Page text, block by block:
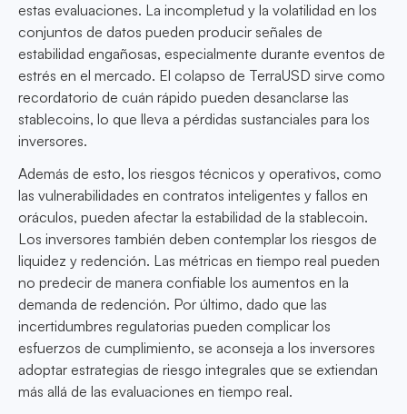
estas evaluaciones. La incompletud y la volatilidad en los
conjuntos de datos pueden producir señales de
estabilidad engañosas, especialmente durante eventos de
estrés en el mercado. El colapso de TerraUSD sirve como
recordatorio de cuán rápido pueden desanclarse las
stablecoins, lo que lleva a pérdidas sustanciales para los
inversores.
Además de esto, los riesgos técnicos y operativos, como
las vulnerabilidades en contratos inteligentes y fallos en
oráculos, pueden afectar la estabilidad de la stablecoin.
Los inversores también deben contemplar los riesgos de
liquidez y redención. Las métricas en tiempo real pueden
no predecir de manera confiable los aumentos en la
demanda de redención. Por último, dado que las
incertidumbres regulatorias pueden complicar los
esfuerzos de cumplimiento, se aconseja a los inversores
adoptar estrategias de riesgo integrales que se extiendan
más allá de las evaluaciones en tiempo real.